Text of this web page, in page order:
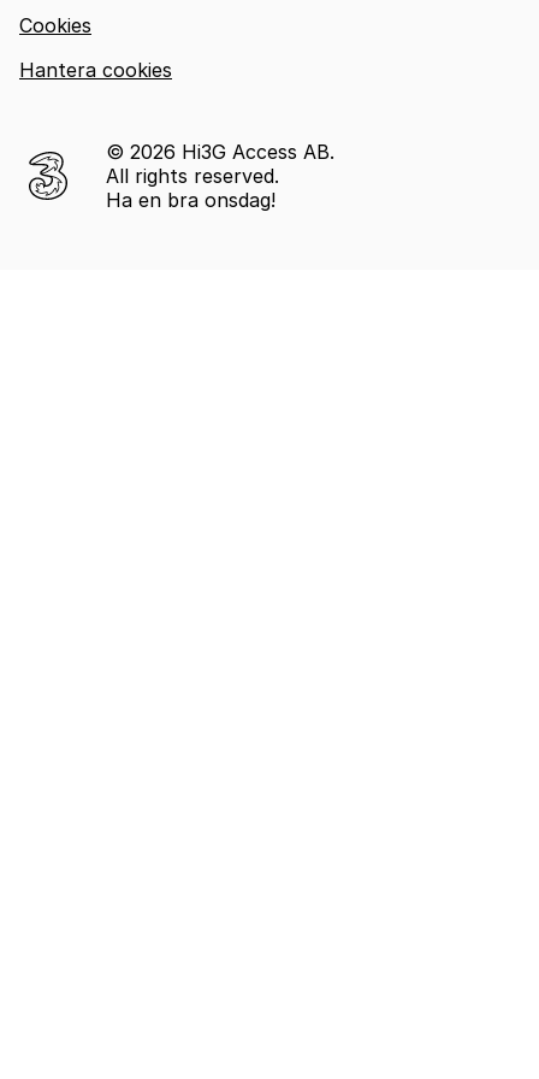
© 2026 Hi3G Access AB.
All rights reserved.
Ha en bra onsdag!
Cookies
Hantera cookies